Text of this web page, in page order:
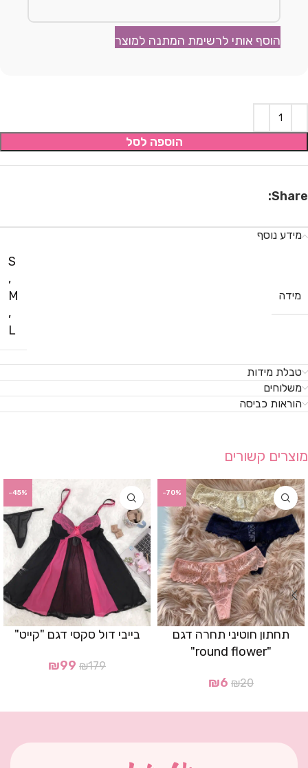
הוסף אותי לרשימת המתנה למוצר
הוספה לסל
Share:
מידע נוסף
מידה
S
,
M
,
L
טבלת מידות
משלוחים
הוראות כביסה
מוצרים קשורים
-70%
תחתון חוטיני תחרה דגם
"round flower"
₪20
₪6
-45%
בייבי דול סקסי דגם "קייט"
₪179
₪99